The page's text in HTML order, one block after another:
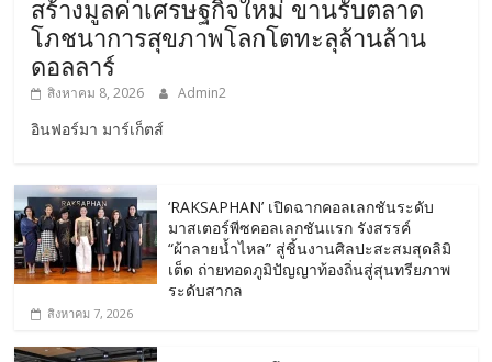
สร้างมูลค่าเศรษฐกิจใหม่ ขานรับตลาด
โภชนาการสุขภาพโลกโตทะลุล้านล้าน
ดอลลาร์
สิงหาคม 8, 2026 Admin2
อินฟอร์มา มาร์เก็ตส์
‘RAKSAPHAN’ เปิดฉากคอลเลกชันระดับ
มาสเตอร์พีซคอลเลกชันแรก รังสรรค์
“ผ้าลายน้ำไหล” สู่ชิ้นงานศิลปะสะสมสุดลิมิ
เต็ด ถ่ายทอดภูมิปัญญาท้องถิ่นสู่สุนทรียภาพ
ระดับสากล
สิงหาคม 7, 2026